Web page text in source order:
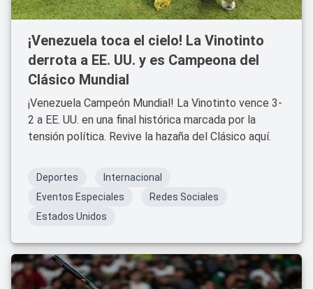
¡Venezuela toca el cielo! La Vinotinto
derrota a EE. UU. y es Campeona del
Clásico Mundial
¡Venezuela Campeón Mundial! La Vinotinto vence 3-
2 a EE. UU. en una final histórica marcada por la
tensión política. Revive la hazaña del Clásico aquí.
Deportes
Internacional
Eventos Especiales
Redes Sociales
Estados Unidos